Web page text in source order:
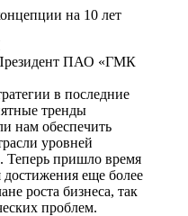
на 10 лет
ПАО «ГМК
в последние
тренды
нам обеспечить
уровней
Теперь пришло время
еще более
роста бизнеса, так
проблем.